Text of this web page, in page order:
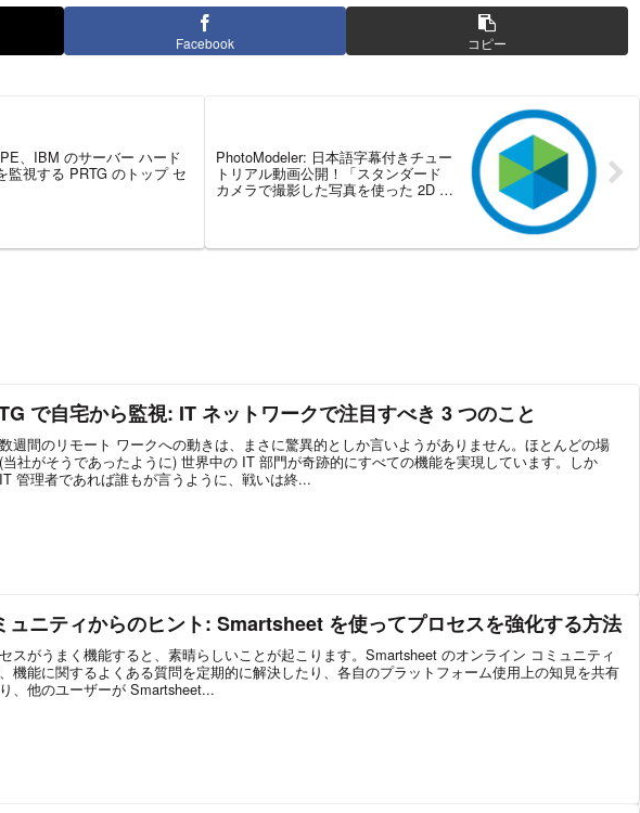
Facebook コピー
、IBM のサーバー ハード
監視する PRTG のトップ セ
PhotoModeler: 日本語字幕付きチュー
トリアル動画公開！「スタンダード
カメラで撮影した写真を使った 2D テ
で自宅から監視: IT ネットワークで注目すべき 3 つのこと
週間のリモート ワークへの動きは、まさに驚異的としか言いようがありません。ほとんどの場
当社がそうであったように) 世界中の IT 部門が奇跡的にすべての機能を実現しています。しか
管理者であれば誰もが言うように、戦いは終...
ュニティからのヒント: Smartsheet を使ってプロセスを強化する方法
スがうまく機能すると、素晴らしいことが起こります。Smartsheet のオンライン コミュニティ
機能に関するよくある質問を定期的に解決したり、各自のプラットフォーム使用上の知見を共有
、他のユーザーが Smartsheet...